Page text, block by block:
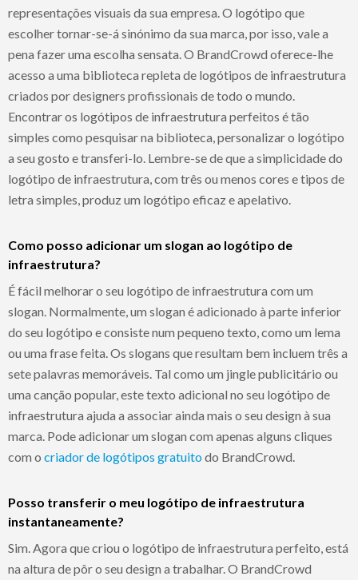
representações visuais da sua empresa. O logótipo que
escolher tornar-se-á sinónimo da sua marca, por isso, vale a
pena fazer uma escolha sensata. O BrandCrowd oferece-lhe
acesso a uma biblioteca repleta de logótipos de infraestrutura
criados por designers profissionais de todo o mundo.
Encontrar os logótipos de infraestrutura perfeitos é tão
simples como pesquisar na biblioteca, personalizar o logótipo
a seu gosto e transferi-lo. Lembre-se de que a simplicidade do
logótipo de infraestrutura, com três ou menos cores e tipos de
letra simples, produz um logótipo eficaz e apelativo.
Como posso adicionar um slogan ao logótipo de
infraestrutura?
É fácil melhorar o seu logótipo de infraestrutura com um
slogan. Normalmente, um slogan é adicionado à parte inferior
do seu logótipo e consiste num pequeno texto, como um lema
ou uma frase feita. Os slogans que resultam bem incluem três a
sete palavras memoráveis. Tal como um jingle publicitário ou
uma canção popular, este texto adicional no seu logótipo de
infraestrutura ajuda a associar ainda mais o seu design à sua
marca. Pode adicionar um slogan com apenas alguns cliques
com o criador de logótipos gratuitodo BrandCrowd.
Posso transferir o meu logótipo de infraestrutura
instantaneamente?
Sim. Agora que criou o logótipo de infraestrutura perfeito, está
na altura de pôr o seu design a trabalhar. O BrandCrowd